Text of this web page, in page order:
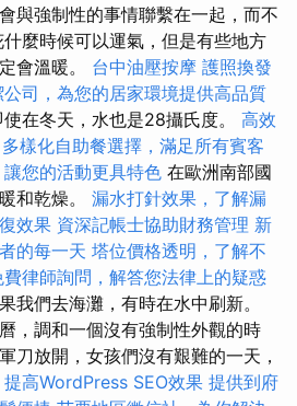
與強制性的事情聯繫在一起，而不
麼時候可以運氣，但是有些地方
會溫暖。 台中油壓按摩 護照換發
公司，為您的居家環境提供高品質
在冬天，水也是28攝氏度。 高效
多樣化自助餐選擇，滿足所有賓客
您的活動更具特色 在歐洲南部國
和乾燥。 漏水打針效果，了解漏
效果 資深記帳士協助財務管理 新
的每一天 塔位價格透明，了解不
費律師詢問，解答您法律上的疑惑
我們去海灘，有時在水中刷新。
，調和一個沒有強制性外觀的時
刀放開，女孩們沒有艱難的一天，
提高WordPress SEO效果 提供到府